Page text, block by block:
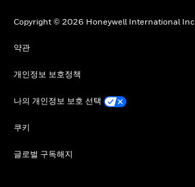
Copyright © 2026 Honeywell International Inc
약관
개인정보 보호정책
나의 개인정보 보호 선택
쿠키
글로벌 구독해지